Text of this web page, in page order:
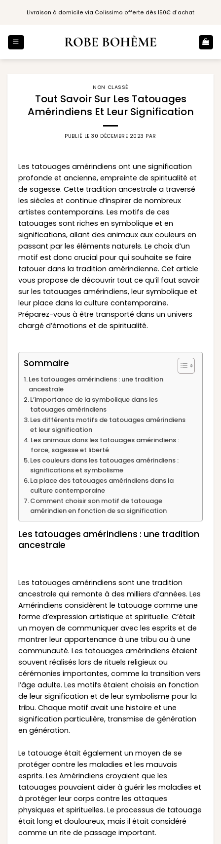
Livraison à domicile via Colissimo offerte dès 150€ d'achat
NON CLASSÉ
Tout Savoir Sur Les Tatouages
Amérindiens Et Leur Signification
PUBLIÉ LE30 DÉCEMBRE 2023 PAR
Les tatouages amérindiens ont une signification
profonde et ancienne, empreinte de spiritualité et
de sagesse. Cette tradition ancestrale a traversé
les siècles et continue d’inspirer de nombreux
artistes contemporains. Les motifs de ces
tatouages sont riches en symbolique et en
significations, allant des animaux aux couleurs en
passant par les éléments naturels. Le choix d’un
motif est donc crucial pour qui souhaite se faire
tatouer dans la tradition amérindienne. Cet article
vous propose de découvrir tout ce qu’il faut savoir
sur les tatouages amérindiens, leur symbolique et
leur place dans la culture contemporaine.
Préparez-vous à être transporté dans un univers
chargé d’émotions et de spiritualité.
Sommaire
Les tatouages amérindiens : une tradition
ancestrale
L’importance de la symbolique dans les
tatouages amérindiens
Les différents motifs de tatouages amérindiens
et leur signification
Les animaux dans les tatouages amérindiens :
force, sagesse et liberté
Les couleurs dans les tatouages amérindiens :
significations et symbolisme
La place des tatouages amérindiens dans la
culture contemporaine
Comment choisir son motif de tatouage
amérindien en fonction de sa signification
Les tatouages amérindiens : une tradition
ancestrale
Les tatouages amérindiens sont une tradition
ancestrale qui remonte à des milliers d’années. Les
Amérindiens considèrent le tatouage comme une
forme d’expression artistique et spirituelle. C’était
un moyen de communiquer avec les esprits et de
montrer leur appartenance à une tribu ou à une
communauté. Les tatouages amérindiens étaient
souvent réalisés lors de rituels religieux ou
cérémonies importantes, comme la transition vers
l’âge adulte. Les motifs étaient choisis en fonction
de leur signification et de leur symbolisme pour la
tribu. Chaque motif avait une histoire et une
signification particulière, transmise de génération
en génération.
Le tatouage était également un moyen de se
protéger contre les maladies et les mauvais
esprits. Les Amérindiens croyaient que les
tatouages pouvaient aider à guérir les maladies et
à protéger leur corps contre les attaques
physiques et spirituelles. Le processus de tatouage
était long et douloureux, mais il était considéré
comme un rite de passage important.